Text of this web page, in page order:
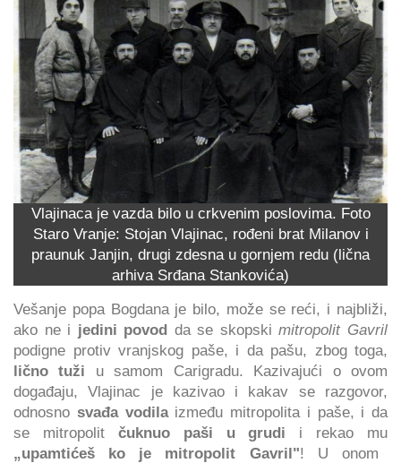
Vlajinaca je vazda bilo u crkvenim poslovima. Foto
Staro Vranje: Stojan Vlajinac, rođeni brat Milanov i
praunuk Janjin, drugi zdesna u gornjem redu (lična
arhiva Srđana Stankovića)
Vešanje popa Bogdana je bilo, može se reći, i najbliži,
ako ne i jedini povod da se skopskimitropolit Gavril
podigne protiv vranjskog paše, i da pašu, zbog toga,
lično tuži u samom Carigradu. Kazivajući o ovom
događaju, Vlajinac je kazivao i kakav se razgovor,
odnosno svađa vodilaizmeđu mitropolita i paše, i da
se mitropolit čuknuo paši u grudi i rekao mu
„upamtićeš ko je mitropolit Gavril"! U onom